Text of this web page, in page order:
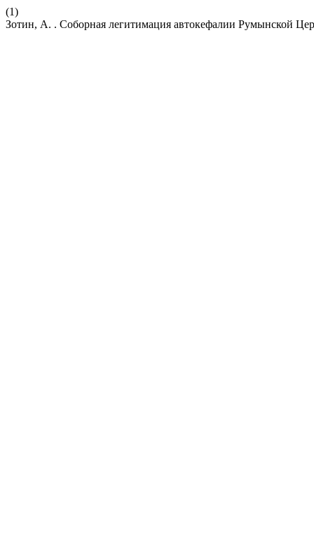
(1)
Зотин, А. . Соборная легитимация автокефалии Румынской